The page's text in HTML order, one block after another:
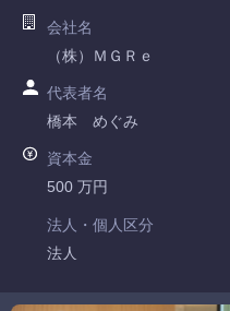
会社名
（株）ＭＧＲｅ
代表者名
橋本 めぐみ
資本金
500 万円
法人・個人区分
法人
許可番号